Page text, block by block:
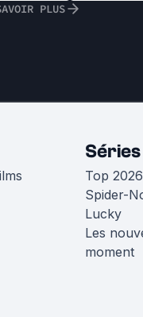
PLUS
Séries
Top
Spider-
Lucky
Les
moment